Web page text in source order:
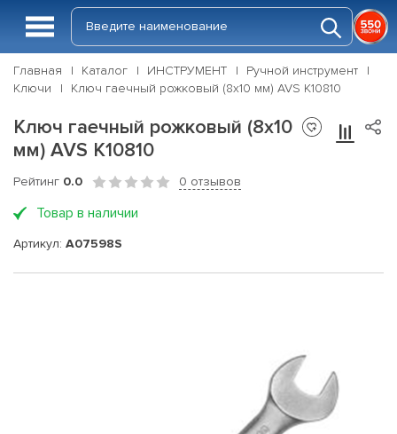
Главная Каталог ИНСТРУМЕНТ
Ручной инструмент
Ключи
Ключ гаечный рожковый (8х10 мм) AVS K10810
Ключ гаечный рожковый (8х10
мм) AVS K10810
Рейтинг 0.0 0 отзывов
Товар в наличии
Артикул: A07598S